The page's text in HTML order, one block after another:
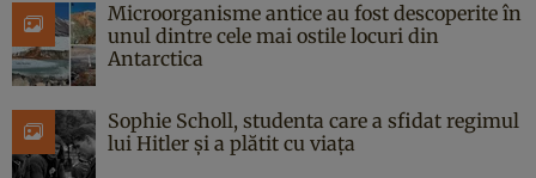
Microorganisme antice au fost descoperite în
unul dintre cele mai ostile locuri din
Antarctica
Sophie Scholl, studenta care a sfidat regimul
lui Hitler și a plătit cu viața